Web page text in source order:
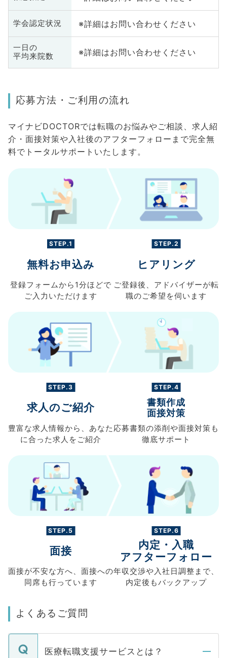
学会認定状況 ※詳細はお問い合わせください
一日の
平均来院数
※詳細はお問い合わせください
応募方法・ご利用の流れ
マイナビDOCTORでは転職のお悩みやご相談、求人紹
介・面接対策や入社後のアフターフォローまで完全無
料でトータルサポートいたします。
STEP.1
無料お申込み
登録フォームから 1分ほどで
ご入力 いただけます
STEP.2
ヒアリング
ご登録後、 アドバイザーが転
職のご希望を伺います
STEP.3
求人のご紹介
豊富な求人情報から、 あなた
に合った求人を ご紹介
STEP.4
書類作成
面接対策
応募書類の添削や面接対策も
徹底サポート
STEP.5
面接
面接が不安な方へ、 面接への
同席も行っています
STEP.6
内定・入職
アフターフォロー
年収交渉や入社日調整まで、
内定後もバックアップ
よくあるご質問
医療転職支援サービスとは？